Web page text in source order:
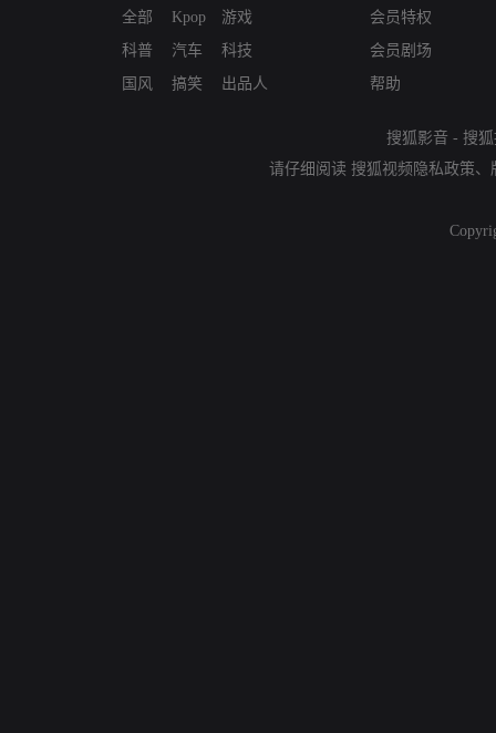
全部
科普
国风
Kpop
汽车
搞笑
游戏
科技
出品人
会员特权
会员剧场
帮助
搜狐影音 - 搜
请仔细阅读 搜狐视频隐私政策、